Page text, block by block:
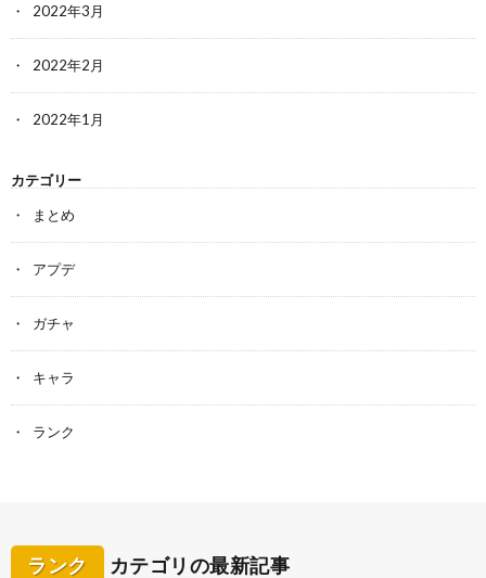
2022年3月
2022年2月
2022年1月
カテゴリー
まとめ
アプデ
ガチャ
キャラ
ランク
ランク カテゴリの最新記事